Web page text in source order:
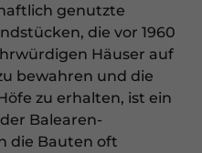
genutzte
die vor 1960
Häuser auf
bewahren und die
zu erhalten, ist ein
Balearen-
die Bauten oft